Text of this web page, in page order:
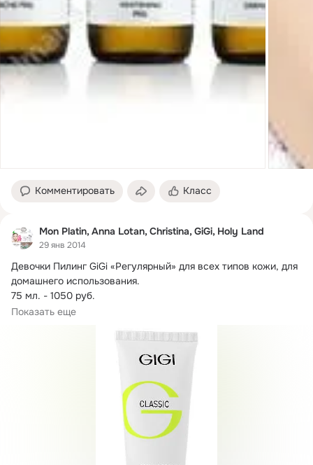
Комментировать Класс
Mon Platin, Anna Lotan, Christina, GiGi, Holy Land
29 янв 2014
Девочки Пилинг GiGi «Регулярный» для всех типов кожи, для
домашнего использования.
75 мл. - 1050 руб.
Является самым простым и эффективным...
Показать еще